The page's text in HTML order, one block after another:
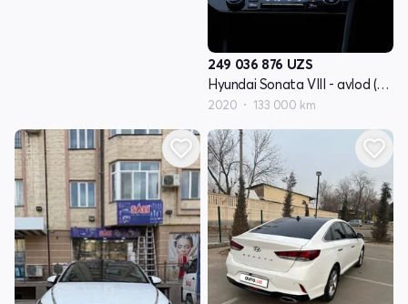
249 036 876 UZS
Hyundai Sonata VIII - avlod (DN8)
2020 133 000 km